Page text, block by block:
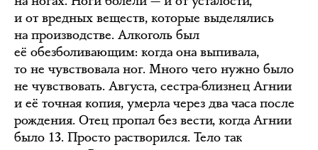
и от вредных веществ, которые выделялись
на производстве. Алкоголь был
её обезболивающим: когда она выпивала,
то не чувствовала ног. Много чего нужно было
не чувствовать. Августа, сестра-близнец Агнии
и её точная копия, умерла через два часа после
рождения. Отец пропал без вести, когда Агнии
было 13. Просто растворился. Тело так